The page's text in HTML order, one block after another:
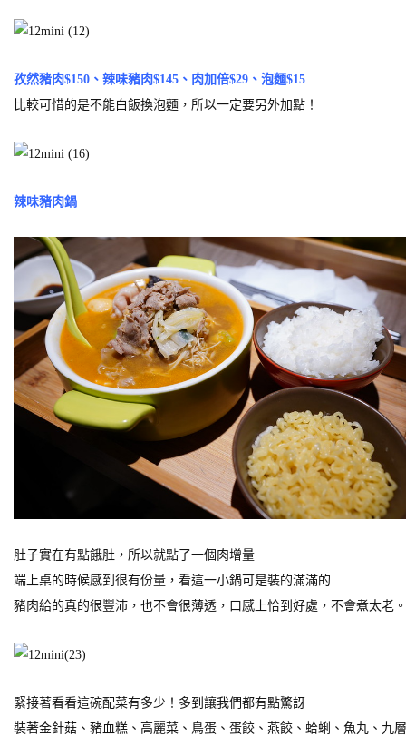
孜然豬肉$150、辣味豬肉$145、肉加倍$29、泡麵$15
比較可惜的是不能白飯換泡麵，所以一定要另外加點！
辣味豬肉鍋
肚子實在有點餓肚，所以就點了一個肉增量
端上桌的時候感到很有份量，看這一小鍋可是裝的滿滿的
豬肉給的真的很豐沛，也不會很薄透，口感上恰到好處，不會煮太老。
緊接著看看這碗配菜有多少！多到讓我們都有點驚訝
裝著金針菇、豬血糕、高麗菜、鳥蛋、蛋餃、燕餃、蛤蜊、魚丸、九